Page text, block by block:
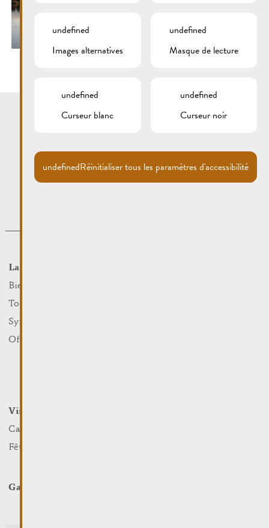
La Ville
Bienvenue
Tourist Info
Syndicat d’Initiative
Office Régional du Tourisme
Vin et Terroir
Caves et Viticulteurs
Fêtes viticoles
Galerie
undefined
Images alternatives
undefined
Masque de lecture
undefined
Curseur blanc
undefined
Curseur noir
undefinedRéinitialiser tous les paramètres d'accessibilité